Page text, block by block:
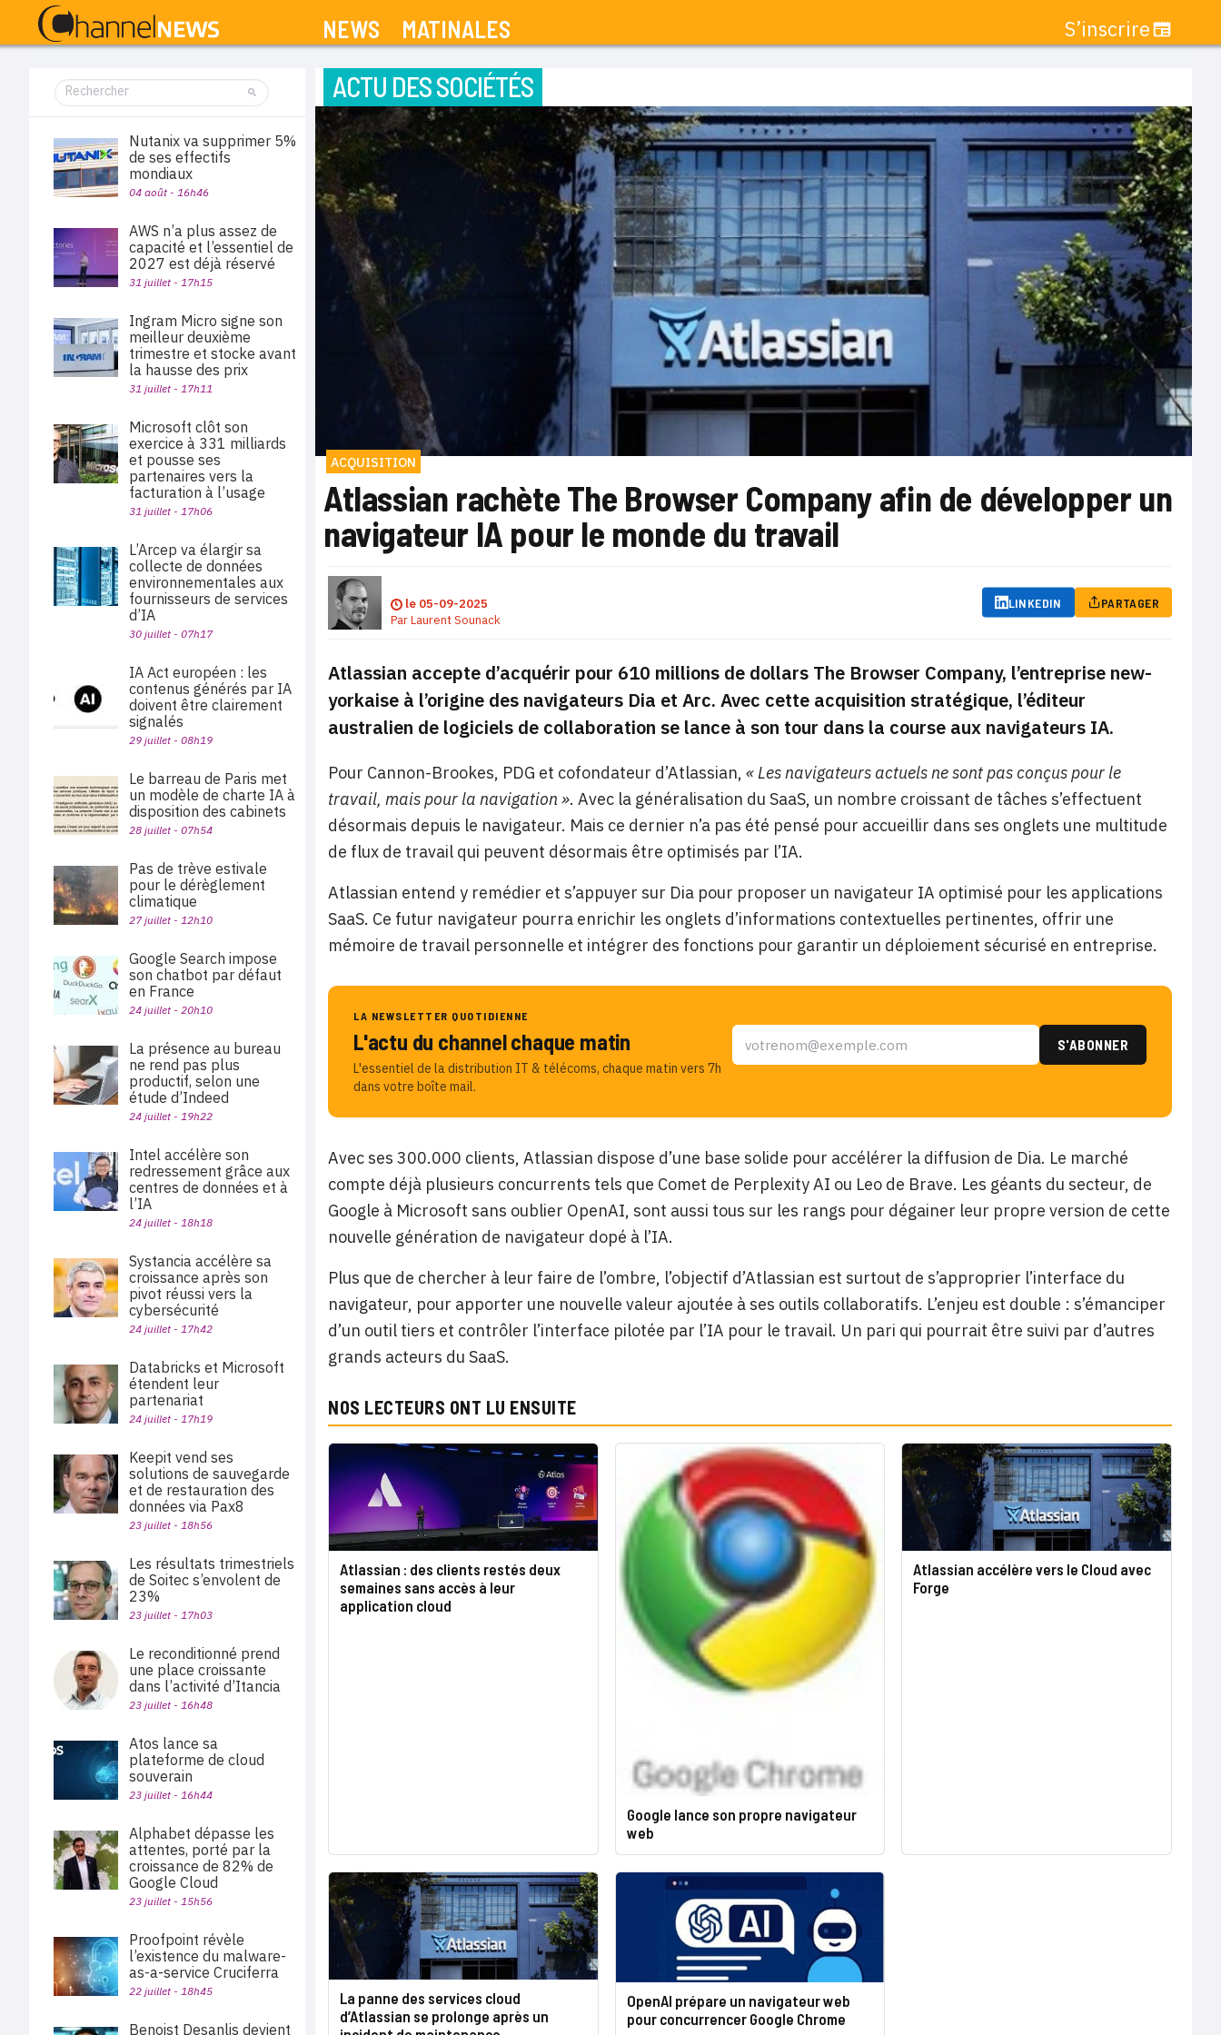
NEWS MATINALES S’inscrire
ACTU DES SOCIÉTÉS
ACQUISITION
Atlassian rachète The Browser Company afin de développer un
navigateur IA pour le monde du travail
le 05-09-2025
ParLaurent Sounack
LINKEDIN PARTAGER
Atlassian accepte d’acquérir pour 610 millions de dollars The Browser Company, l’entreprise new-
yorkaise à l’origine des navigateurs Dia et Arc. Avec cette acquisition stratégique, l’éditeur
australien de logiciels de collaboration se lance à son tour dans la course aux navigateurs IA.
Pour Cannon-Brookes, PDG et cofondateur d’Atlassian, « Les navigateurs actuels ne sont pas conçus pour le
travail, mais pour la navigation ». Avec la généralisation du SaaS, un nombre croissant de tâches s’effectuent
désormais depuis le navigateur. Mais ce dernier n’a pas été pensé pour accueillir dans ses onglets une multitude
de flux de travail qui peuvent désormais être optimisés par l’IA.
Atlassian entend y remédier et s’appuyer sur Dia pour proposer un navigateur IA optimisé pour les applications
SaaS. Ce futur navigateur pourra enrichir les onglets d’informations contextuelles pertinentes, offrir une
mémoire de travail personnelle et intégrer des fonctions pour garantir un déploiement sécurisé en entreprise.
LA NEWSLETTER QUOTIDIENNE
L'actu du channel chaque matin
L'essentiel de la distribution IT & télécoms, chaque matin vers 7h
dans votre boîte mail.
Avec ses 300.000 clients, Atlassian dispose d’une base solide pour accélérer la diffusion de Dia. Le marché
compte déjà plusieurs concurrents tels que Comet de Perplexity AI ou Leo de Brave. Les géants du secteur, de
Google à Microsoft sans oublier OpenAI, sont aussi tous sur les rangs pour dégainer leur propre version de cette
nouvelle génération de navigateur dopé à l’IA.
Plus que de chercher à leur faire de l’ombre, l’objectif d’Atlassian est surtout de s’approprier l’interface du
navigateur, pour apporter une nouvelle valeur ajoutée à ses outils collaboratifs. L’enjeu est double : s’émanciper
d’un outil tiers et contrôler l’interface pilotée par l’IA pour le travail. Un pari qui pourrait être suivi par d’autres
grands acteurs du SaaS.
NOS LECTEURS ONT LU ENSUITE
Atlassian : des clients restés deux
semaines sans accès à leur
application cloud
Google lance son propre navigateur
web
Atlassian accélère vers le Cloud avec
Forge
La panne des services cloud
d’Atlassian se prolonge après un
OpenAI prépare un navigateur web
pour concurrencer Google Chrome
Nutanix va supprimer 5%
de ses effectifs
mondiaux
04 août - 16h46
AWS n’a plus assez de
capacité et l’essentiel de
2027 est déjà réservé
31 juillet - 17h15
Ingram Micro signe son
meilleur deuxième
trimestre et stocke avant
la hausse des prix
31 juillet - 17h11
Microsoft clôt son
exercice à 331 milliards
et pousse ses
partenaires vers la
facturation à l’usage
31 juillet - 17h06
L’Arcep va élargir sa
collecte de données
environnementales aux
fournisseurs de services
d’IA
30 juillet - 07h17
IA Act européen : les
contenus générés par IA
doivent être clairement
signalés
29 juillet - 08h19
Le barreau de Paris met
un modèle de charte IA à
disposition des cabinets
28 juillet - 07h54
Pas de trève estivale
pour le dérèglement
climatique
27 juillet - 12h10
Google Search impose
son chatbot par défaut
en France
24 juillet - 20h10
La présence au bureau
ne rend pas plus
productif, selon une
étude d’Indeed
24 juillet - 19h22
Intel accélère son
redressement grâce aux
centres de données et à
l’IA
24 juillet - 18h18
Systancia accélère sa
croissance après son
pivot réussi vers la
cybersécurité
24 juillet - 17h42
Databricks et Microsoft
étendent leur
partenariat
24 juillet - 17h19
Keepit vend ses
solutions de sauvegarde
et de restauration des
données via Pax8
23 juillet - 18h56
Les résultats trimestriels
de Soitec s’envolent de
23%
23 juillet - 17h03
Le reconditionné prend
une place croissante
dans l’activité d’Itancia
23 juillet - 16h48
Atos lance sa
plateforme de cloud
souverain
23 juillet - 16h44
Alphabet dépasse les
attentes, porté par la
croissance de 82% de
Google Cloud
23 juillet - 15h56
Proofpoint révèle
l’existence du malware-
as-a-service Cruciferra
22 juillet - 18h45
Benoist Desanlis devient